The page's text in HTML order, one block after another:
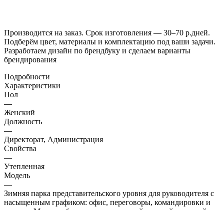
Производится на заказ. Срок изготовления — 30–70 р.дней.
Подберём цвет, материалы и комплектацию под ваши задачи.
Разработаем дизайн по брендбуку и сделаем варианты
брендирования
Подробности
Характеристики
Пол
—
Женский
Должность
—
Директорат, Администрация
Свойства
—
Утепленная
Модель
—
Зимняя парка представительского уровня для руководителя с
насыщенным графиком: офис, переговоры, командировки и